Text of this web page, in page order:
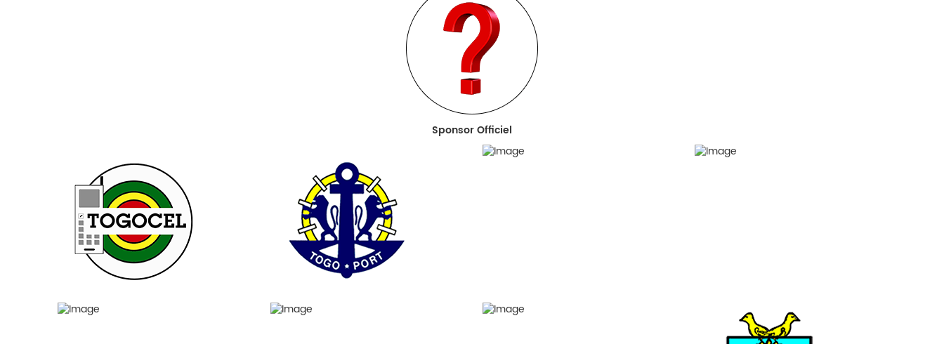
Sponsor Officiel